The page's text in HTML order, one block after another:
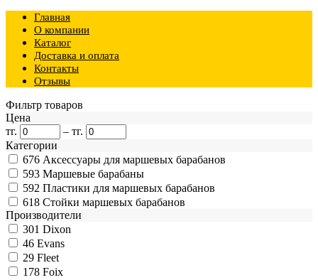
Главная
О компании
Каталог
Доставка и оплата
Контакты
Отзывы
Фильтр товаров
Цена
тг.
– тг.
Категории
676 Аксессуары для маршевых барабанов
593 Маршевые барабаны
592 Пластики для маршевых барабанов
618 Стойки маршевых барабанов
Производители
301 Dixon
46 Evans
29 Fleet
178 Foix